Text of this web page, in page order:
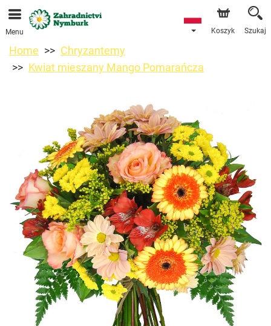
Przyjmujemy zamówienia za pośrednictwem naszego
sklepu internetowego. Najbliższy możliwy termin dostawy
to 11.08.2026 z powodu urlopu.
Menu Koszyk Szukaj
Home
Chryzantemy
Kwiat mieszany Mango Pomarańcza